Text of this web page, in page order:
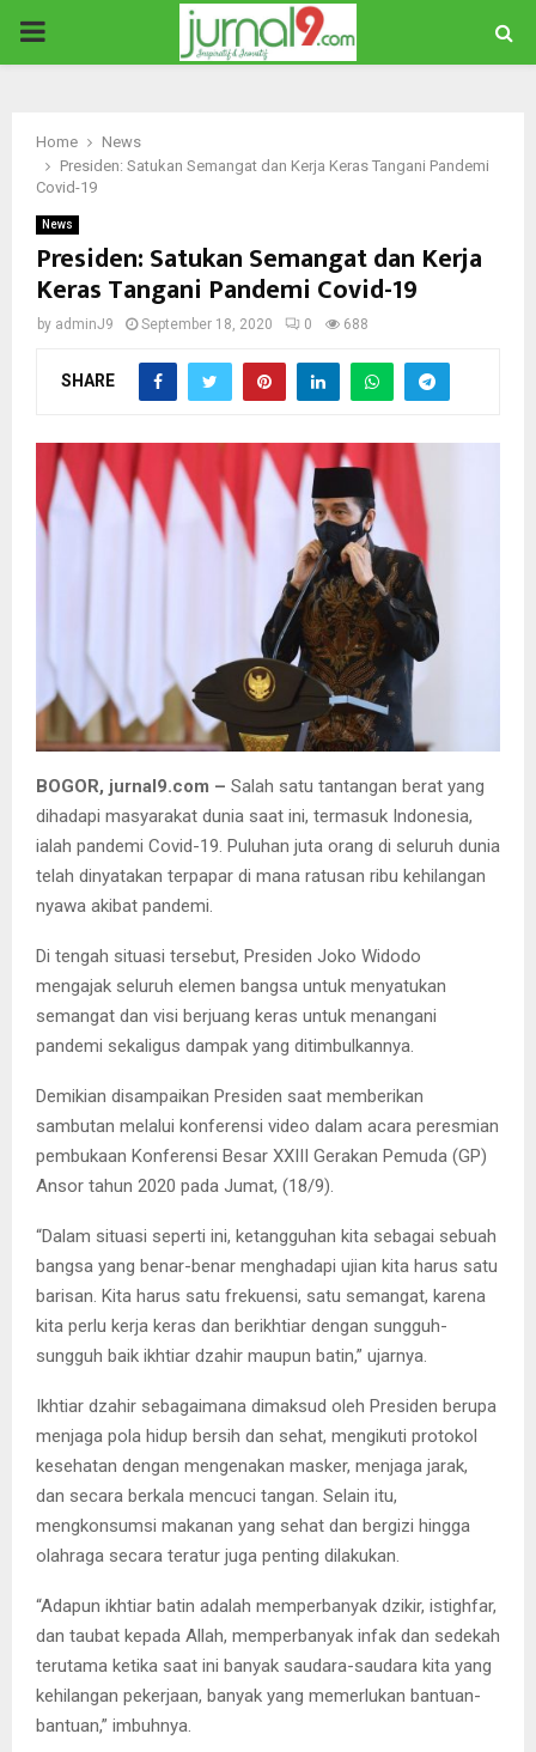
PRIMARY
Home
News
Presiden: Satukan Semangat dan Kerja Keras Tangani Pandemi
Covid-19
News
Presiden: Satukan Semangat dan Kerja
Keras Tangani Pandemi Covid-19
by adminJ9 September 18, 2020 0 688
SHARE
BOGOR, jurnal9.com – Salah satu tantangan berat yang
dihadapi masyarakat dunia saat ini, termasuk Indonesia,
ialah pandemi Covid-19. Puluhan juta orang di seluruh dunia
telah dinyatakan terpapar di mana ratusan ribu kehilangan
nyawa akibat pandemi.
Di tengah situasi tersebut, Presiden Joko Widodo
mengajak seluruh elemen bangsa untuk menyatukan
semangat dan visi berjuang keras untuk menangani
pandemi sekaligus dampak yang ditimbulkannya.
Demikian disampaikan Presiden saat memberikan
sambutan melalui konferensi video dalam acara peresmian
pembukaan Konferensi Besar XXIII Gerakan Pemuda (GP)
Ansor tahun 2020 pada Jumat, (18/9).
“Dalam situasi seperti ini, ketangguhan kita sebagai sebuah
bangsa yang benar-benar menghadapi ujian kita harus satu
barisan. Kita harus satu frekuensi, satu semangat, karena
kita perlu kerja keras dan berikhtiar dengan sungguh-
sungguh baik ikhtiar dzahir maupun batin,” ujarnya.
Ikhtiar dzahir sebagaimana dimaksud oleh Presiden berupa
menjaga pola hidup bersih dan sehat, mengikuti protokol
kesehatan dengan mengenakan masker, menjaga jarak,
dan secara berkala mencuci tangan. Selain itu,
mengkonsumsi makanan yang sehat dan bergizi hingga
olahraga secara teratur juga penting dilakukan.
“Adapun ikhtiar batin adalah memperbanyak dzikir, istighfar,
dan taubat kepada Allah, memperbanyak infak dan sedekah
terutama ketika saat ini banyak saudara-saudara kita yang
kehilangan pekerjaan, banyak yang memerlukan bantuan-
bantuan,” imbuhnya.